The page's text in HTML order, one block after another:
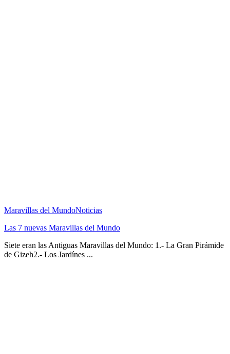
Maravillas del MundoNoticias
Las 7 nuevas Maravillas del Mundo
Siete eran las Antiguas Maravillas del Mundo: 1.- La Gran Pirámide
de Gizeh2.- Los Jardínes ...